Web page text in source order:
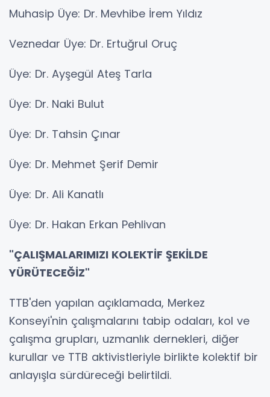
Muhasip Üye: Dr. Mevhibe İrem Yıldız
Veznedar Üye: Dr. Ertuğrul Oruç
Üye: Dr. Ayşegül Ateş Tarla
Üye: Dr. Naki Bulut
Üye: Dr. Tahsin Çınar
Üye: Dr. Mehmet Şerif Demir
Üye: Dr. Ali Kanatlı
Üye: Dr. Hakan Erkan Pehlivan
"ÇALIŞMALARIMIZI KOLEKTİF ŞEKİLDE
YÜRÜTECEĞİZ"
TTB'den yapılan açıklamada, Merkez
Konseyi'nin çalışmalarını tabip odaları, kol ve
çalışma grupları, uzmanlık dernekleri, diğer
kurullar ve TTB aktivistleriyle birlikte kolektif bir
anlayışla sürdüreceği belirtildi.